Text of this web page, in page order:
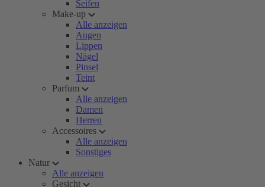
Seifen
Make-up
Alle anzeigen
Augen
Lippen
Nägel
Pinsel
Teint
Parfum
Alle anzeigen
Damen
Herren
Accessoires
Alle anzeigen
Sonstiges
Natur
Alle anzeigen
Gesicht